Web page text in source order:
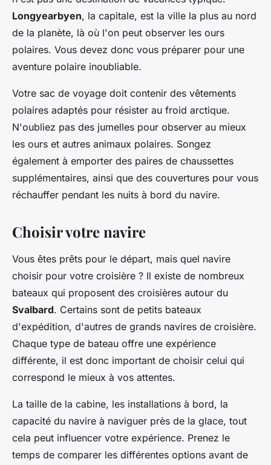
Longyearbyen, la capitale, est la ville la plus au nord
de la planète, là où l'on peut observer les ours
polaires. Vous devez donc vous préparer pour une
aventure polaire inoubliable.
Votre sac de voyage doit contenir des vêtements
polaires adaptés pour résister au froid arctique.
N'oubliez pas des jumelles pour observer au mieux
les ours et autres animaux polaires. Songez
également à emporter des paires de chaussettes
supplémentaires, ainsi que des couvertures pour vous
réchauffer pendant les nuits à bord du navire.
Choisir votre navire
Vous êtes prêts pour le départ, mais quel navire
choisir pour votre croisière ? Il existe de nombreux
bateaux qui proposent des croisières autour du
Svalbard. Certains sont de petits bateaux
d'expédition, d'autres de grands navires de croisière.
Chaque type de bateau offre une expérience
différente, il est donc important de choisir celui qui
correspond le mieux à vos attentes.
La taille de la cabine, les installations à bord, la
capacité du navire à naviguer près de la glace, tout
cela peut influencer votre expérience. Prenez le
temps de comparer les différentes options avant de